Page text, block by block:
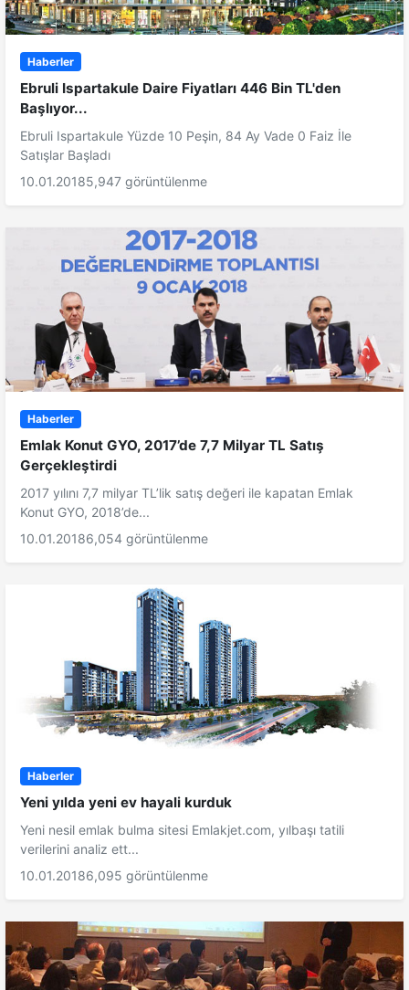
Haberler
Ebruli Ispartakule Daire Fiyatları 446 Bin TL'den
Başlıyor...
Ebruli Ispartakule Yüzde 10 Peşin, 84 Ay Vade 0 Faiz İle
Satışlar Başladı
10.01.20185,947 görüntülenme
Haberler
Emlak Konut GYO, 2017’de 7,7 Milyar TL Satış
Gerçekleştirdi
2017 yılını 7,7 milyar TL’lik satış değeri ile kapatan Emlak
Konut GYO, 2018’de...
10.01.20186,054 görüntülenme
Haberler
Yeni yılda yeni ev hayali kurduk
Yeni nesil emlak bulma sitesi Emlakjet.com, yılbaşı tatili
verilerini analiz ett...
10.01.20186,095 görüntülenme